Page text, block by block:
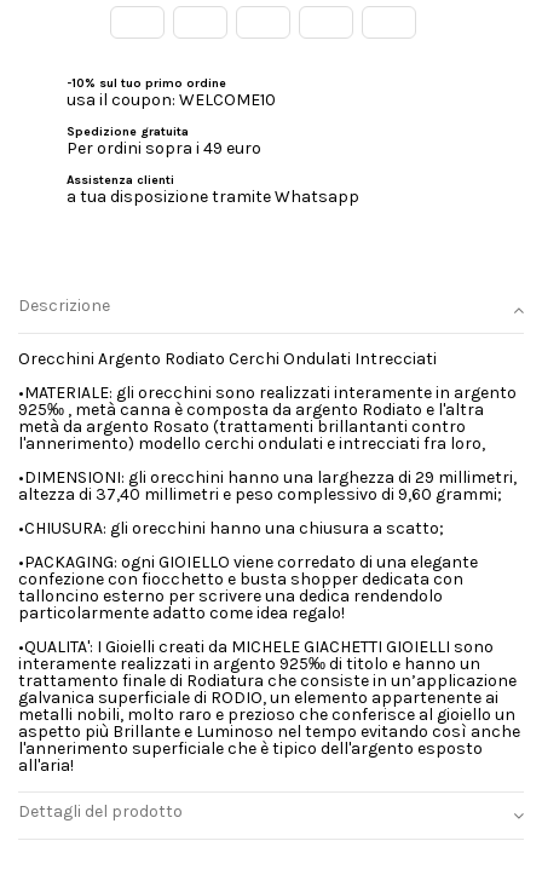
-10% sul tuo primo ordine
usa il coupon: WELCOME10
Spedizione gratuita
Per ordini sopra i 49 euro
Assistenza clienti
a tua disposizione tramite Whatsapp
Descrizione
Orecchini Argento Rodiato Cerchi Ondulati Intrecciati
•MATERIALE: gli orecchini sono realizzati interamente in argento
925‰ , metà canna è composta da argento Rodiato e l'altra
metà da argento Rosato (trattamenti brillantanti contro
l'annerimento) modello cerchi ondulati e intrecciati fra loro,
•DIMENSIONI: gli orecchini hanno una larghezza di 29 millimetri,
altezza di 37,40 millimetri e peso complessivo di 9,60 grammi;
•CHIUSURA: gli orecchini hanno una chiusura a scatto;
•PACKAGING: ogni GIOIELLO viene corredato di una elegante
confezione con fiocchetto e busta shopper dedicata con
talloncino esterno per scrivere una dedica rendendolo
particolarmente adatto come idea regalo!
•QUALITA': I Gioielli creati da MICHELE GIACHETTI GIOIELLI sono
interamente realizzati in argento 925‰ di titolo e hanno un
trattamento finale di Rodiatura che consiste in un’applicazione
galvanica superficiale di RODIO, un elemento appartenente ai
metalli nobili, molto raro e prezioso che conferisce al gioiello un
aspetto più Brillante e Luminoso nel tempo evitando così anche
l'annerimento superficiale che è tipico dell'argento esposto
all'aria!
Dettagli del prodotto